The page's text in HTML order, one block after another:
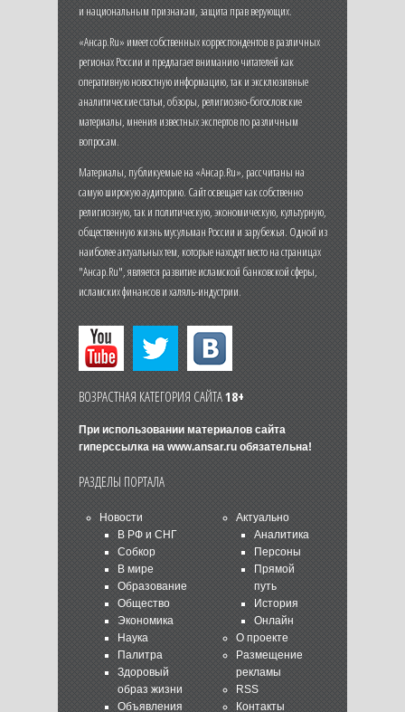
и национальным признакам, защита прав верующих.
«Ансар.Ru» имеет собственных корреспондентов в различных
регионах России и предлагает вниманию читателей как
оперативную новостную информацию, так и эксклюзивные
аналитические статьи, обзоры, религиозно-богословские
материалы, мнения известных экспертов по различным
вопросам.
Материалы, публикуемые на «Ансар.Ru», рассчитаны на
самую широкую аудиторию. Сайт освещает как собственно
религиозную, так и политическую, экономическую, культурную,
общественную жизнь мусульман России и зарубежья. Одной из
наиболее актуальных тем, которые находят место на страницах
"Ансар.Ru", является развитие исламской банковской сферы,
исламских финансов и халяль-индустрии.
ВОЗРАСТНАЯ КАТЕГОРИЯ САЙТА18+
При использовании материалов сайта
гиперссылка на www.ansar.ruобязательна!
РАЗДЕЛЫ ПОРТАЛА
Новости
В РФ и СНГ
Собкор
В мире
Образование
Общество
Экономика
Наука
Палитра
Здоровый
образ жизни
Объявления
Актуально
Аналитика
Персоны
Прямой
путь
История
Онлайн
О проекте
Размещение
рекламы
RSS
Контакты